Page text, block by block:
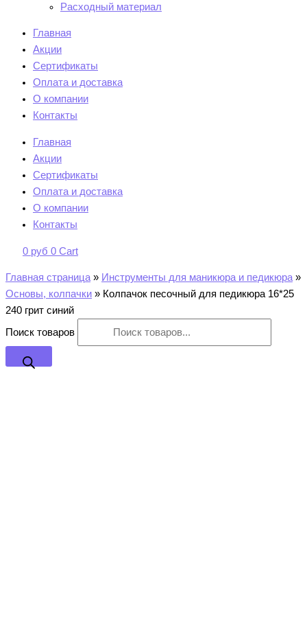
Расходный материал
Главная
Акции
Сертификаты
Оплата и доставка
О компании
Контакты
Главная
Акции
Сертификаты
Оплата и доставка
О компании
Контакты
0 руб 0 Cart
Главная страница» Инструменты для маникюра и педикюра»
Основы, колпачки » Колпачок песочный для педикюра 16*25
240 грит синий
Поиск товаров